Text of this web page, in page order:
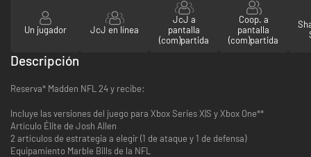
Un jugador JcJ en línea
JcJ a
pantalla
(com)partida
Coop. a
pantalla
(com)partida
Descripción
Reserva* Madden NFL 24 y recibe:
Incluye las versiones del juego para Xbox Series X|S y Xbox One**
Artículo Élite de Josh Allen
2 artículos de estrategia a elegir (1 de ataque y 1 de defensa)
Equipamiento Marble Bills de la NFL